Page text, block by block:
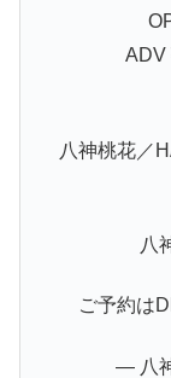
ADV
八神桃花／
八
ご予約は
— 八